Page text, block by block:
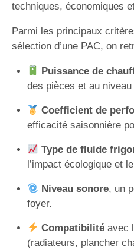
techniques, économiques
Parmi les principaux
sélection d’une PAC, on
Puissance de
des pièces et au niveau
Coefficient de
efficacité saisonnière
Type de fluide
l’impact écologique et
Niveau sonore, un
foyer.
Compatibilitéavec
(radiateurs, plancher